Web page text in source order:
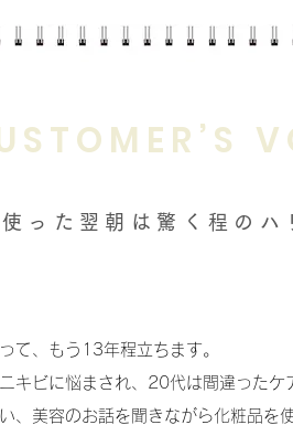
使った翌朝は驚く程のハ
て、もう13年程立ちます。
キビに悩まされ、20代は間違ったケ
、美容のお話を聞きながら化粧品